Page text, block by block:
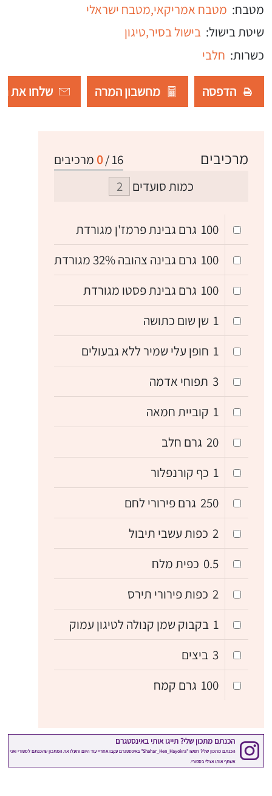
מטבח: מטבח אמריקאי,מטבח ישראלי
שיטת בישול: בישול בסיר,טיגון
כשרות: חלבי
הדפסה מחשבון המרה שלחו את
16
/
0 מרכיבים מרכיבים
כמות סועדים
100 גרם גבינת פרמז'ן מגורדת
100 גרם גבינה צהובה 32% מגורדת
100 גרם גבינת פסטו מגורדת
1 שן שום כתושה
1 חופן עלי שמיר ללא גבעולים
3 תפוחי אדמה
1 קוביית חמאה
20 גרם חלב
1 כף קורנפלור
250 גרם פירורי לחם
2 כפות עשבי תיבול
0.5 כפית מלח
2 כפות פירורי תירס
1 בקבוק שמן קנולה לטיגון עמוק
3 ביצים
100 גרם קמח